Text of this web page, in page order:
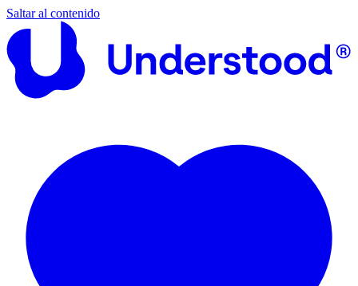
Saltar al contenido